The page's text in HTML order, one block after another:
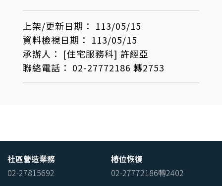
上架/更新日期： 113/05/15
資料檢視日期： 113/05/15
承辦人： [住宅服務科] 許經亞
聯絡電話： 02-27772186 轉2753
社區營造業務
02-27815692
椿位恢復
02-27772186轉2402